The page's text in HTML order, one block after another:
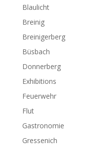
Blaulicht
Breinig
Breinigerberg
Büsbach
Donnerberg
Exhibitions
Feuerwehr
Flut
Gastronomie
Gressenich